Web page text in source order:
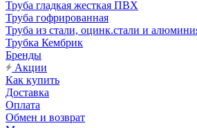
Труба гладкая жесткая ПВХ
Труба гофрированная
Труба из стали, оцинк.стали и
Трубка Кембрик
Бренды
Акции
Как купить
Доставка
Оплата
Обмен и возврат